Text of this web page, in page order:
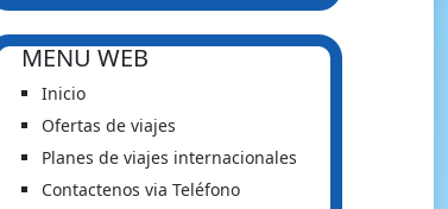
MENU WEB
Inicio
Ofertas de viajes
Planes de viajes internacionales
Contactenos via Teléfono